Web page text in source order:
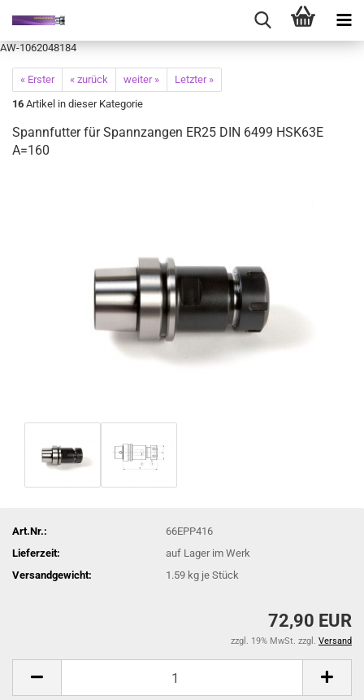
AW-1062048184
« Erster « zurück weiter »
Letzter »
16 Artikel in dieser Kategorie
Spannfutter für Spannzangen ER25 DIN 6499 HSK63E
A=160
Art.Nr.:
66EPP416
Lieferzeit:
auf Lager im Werk
Versandgewicht:
1.59 kg je Stück
72,90 EUR
zzgl. 19% MwSt. zzgl. Versand